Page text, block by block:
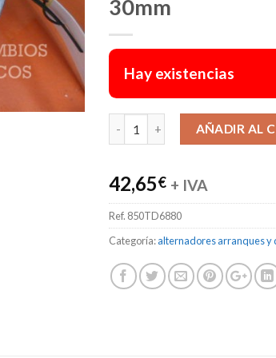
30mm
Hay existencias
AÑADIR AL
42,65€ + IVA
Ref. 850TD6880
Categoría:alternadores arranques y